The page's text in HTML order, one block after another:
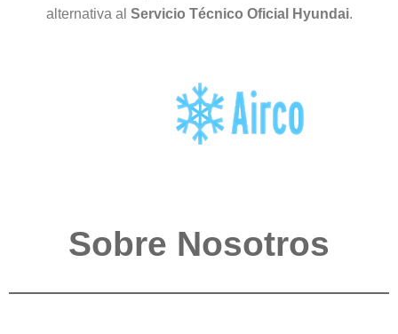
alternativa al Servicio Técnico Oficial Hyundai.
Sobre Nosotros